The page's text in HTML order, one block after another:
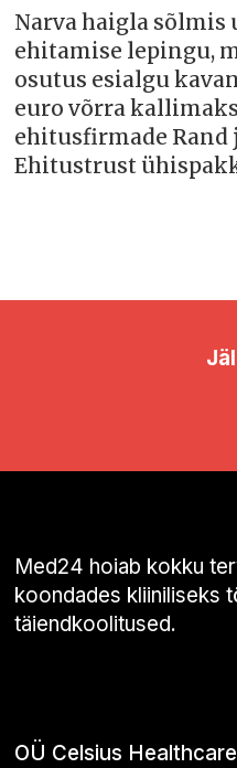
Narva haigla sõlmis
ehitamise lepingu,
osutus esialgu
euro võrra
ehitusfirmade
Ehitustrust
Med24 hoiab kokku
koondades kliiniliseks
täiendkoolitused.
OÜ Celsius Healthcare